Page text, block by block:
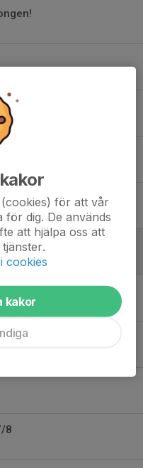
efter sommaruppehållet!
2024
8
för att vår
dig. De används
att hjälpa oss att
cookies
kakor